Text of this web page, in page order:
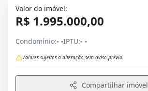
Valor do imóvel:
R$ 1.995.000,00
Condomínio:- -IPTU:- -
Valores sujeitos a alteração sem aviso prévio.
Compartilhar imóvel